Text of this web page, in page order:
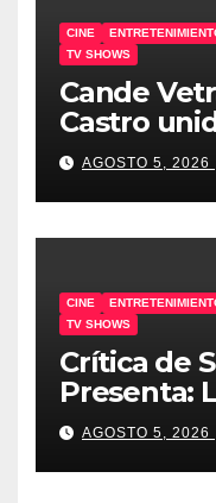
CINE
TV SHOWS
Cande
Castro
AGOSTO 5, 2026
CINE
TV SHOWS
Crítica de
Presenta:
SINAGOSTO 5, 2026